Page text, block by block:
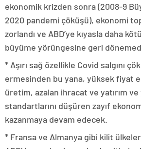
ekonomik krizden sonra (2008-9
2020 pandemi çöküşü), ekonomi
zorlandı ve ABD’ye kıyasla daha
büyüme yörüngesine geri
* Aşırı sağ özellikle Covid salgını
ermesinden bu yana, yüksek fiyat
üretim, azalan ihracat ve yatırım ve
standartlarını düşüren zayıf
kazanmaya devam edecek.
* Fransa ve Almanya gibi kilit ülkeler,